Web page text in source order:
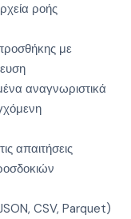
ροής
με
αναγνωριστικά
απαιτήσεις
CSV, Parquet)